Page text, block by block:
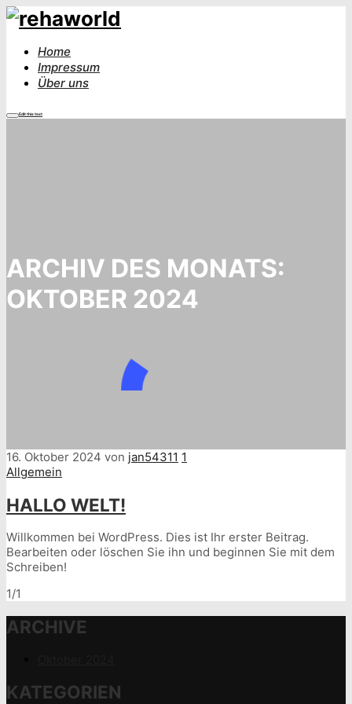
Home
Impressum
Über uns
Hauptmenü
Edit this text
ARCHIV DES MONATS:
OKTOBER 2024
16. Oktober 2024 von jan54311 1
Allgemein
HALLO WELT!
Willkommen bei WordPress. Dies ist Ihr erster Beitrag.
Bearbeiten oder löschen Sie ihn und beginnen Sie mit dem
Schreiben!
1/1
ARCHIVE
KATEGORIEN